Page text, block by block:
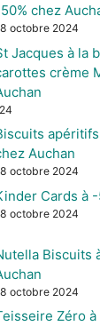
chez
octobre 2024
Jacques à la
crème
apéritifs
Auchan
octobre 2024
Cards à
octobre 2024
Biscuits
octobre 2024
Zéro